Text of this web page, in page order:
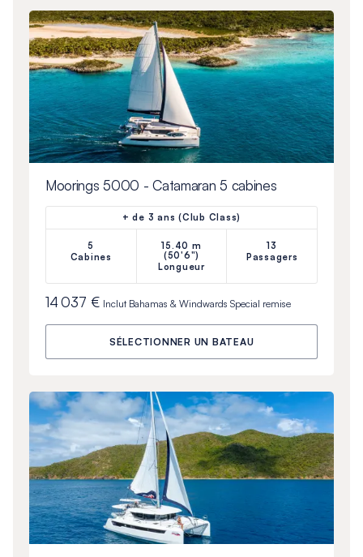
Moorings 5000 - Catamaran 5 cabines
+ de 3 ans (Club Class)
5
Cabines
15.40 m
(50'6")
Longueur
13
Passagers
14 037 € Inclut Bahamas & Windwards Special remise
SÉLECTIONNER UN BATEAU